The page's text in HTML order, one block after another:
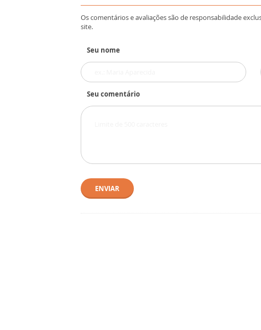
Os comentários e avaliações são de responsabilidade
site.
Seu nome
Seu comentário
ENVIAR